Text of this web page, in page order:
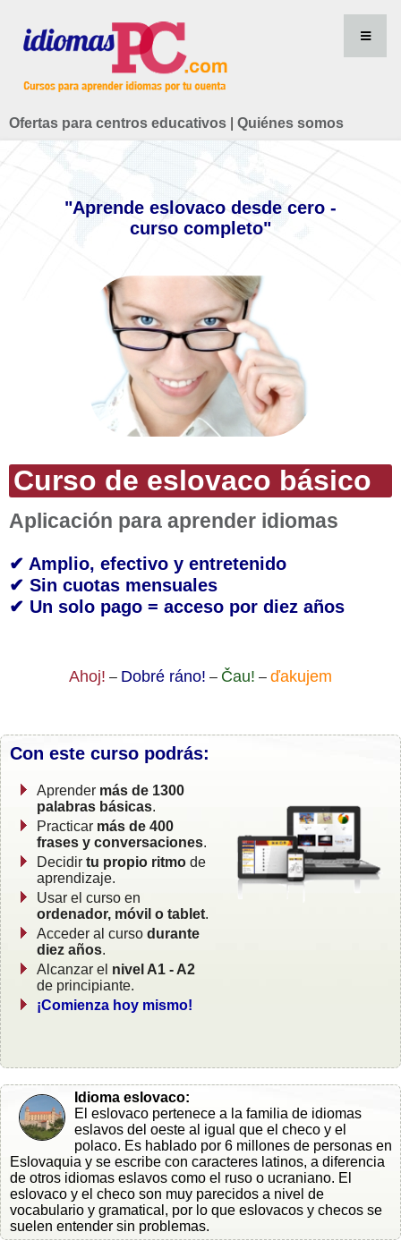
Ofertas para centros educativos Quiénes somos
"Aprende eslovaco desde cero -
curso completo"
Curso de eslovaco básico
Aplicación para aprender idiomas
✔ Amplio, efectivo y entretenido
✔ Sin cuotas mensuales
✔ Un solo pago = acceso por diez años
Ahoj! – Dobré ráno! – Čau! – ďakujem
Con este curso podrás:
Aprender más de 1300
palabras básicas.
Practicar más de 400
frases y conversaciones.
Decidir tu propio ritmo de
aprendizaje.
Usar el curso en
ordenador, móvil o tablet.
Acceder al curso durante
diez años.
Alcanzar el nivel A1 - A2
de principiante.
¡Comienza hoy mismo!
Idioma eslovaco:
El eslovaco pertenece a la familia de idiomas
eslavos del oeste al igual que el checo y el
polaco. Es hablado por 6 millones de personas en
Eslovaquia y se escribe con caracteres latinos, a diferencia
de otros idiomas eslavos como el ruso o ucraniano. El
eslovaco y el checo son muy parecidos a nivel de
vocabulario y gramatical, por lo que eslovacos y checos se
suelen entender sin problemas.